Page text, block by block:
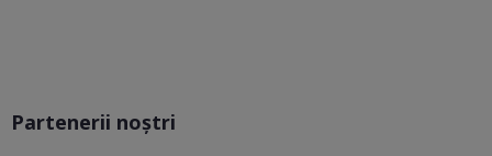
Partenerii noștri